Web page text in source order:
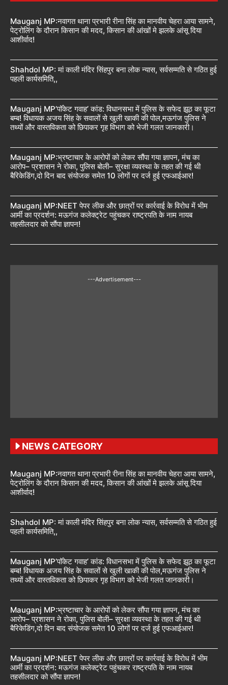
Mauganj MP:नवागत थाना प्रभारी रीना सिंह का मानवीय चेहरा आया सामने,
पेट्रोलिंग के दौरान किसान की मदद, किसान की आंखों मे झलके आंसू दिया
आशीर्वाद!
Shahdol MP: मां काली मंदिर सिंहपुर बना लोक न्यास, सर्वसम्मति से गठित हुई
पहली कार्यसमिति,,
Mauganj MP’पॉकेट गवाह’ कांड: विधानसभा में पुलिस के सफेद झूठ का फूटा
बम्ब! विधायक अजय सिंह के सवालों से खुली खाकी की पोल,मऊगंज पुलिस ने
तथ्यों और वास्तविकता को छिपाकर गृह विभाग को भेजी गलत जानकारी।
Mauganj MP:भ्रष्टाचार के आरोपों को लेकर सौंपा गया ज्ञापन, मंच का
आरोप– प्रशासन ने रोका, पुलिस बोली– सुरक्षा व्यवस्था के तहत की गई थी
बैरिकेडिंग,दो दिन बाद संयोजक समेत 10 लोगों पर दर्ज हुई एफआईआर!
Mauganj MP:NEET पेपर लीक और छात्रों पर कार्रवाई के विरोध में भीम
आर्मी का प्रदर्शन: मऊगंज कलेक्ट्रेट पहुंचकर राष्ट्रपति के नाम नायब
तहसीलदार को सौंपा ज्ञापन!
---Advertisement---
NEWS CATEGORY
Mauganj MP:नवागत थाना प्रभारी रीना सिंह का मानवीय चेहरा आया सामने,
पेट्रोलिंग के दौरान किसान की मदद, किसान की आंखों मे झलके आंसू दिया
आशीर्वाद!
Shahdol MP: मां काली मंदिर सिंहपुर बना लोक न्यास, सर्वसम्मति से गठित हुई
पहली कार्यसमिति,,
Mauganj MP’पॉकेट गवाह’ कांड: विधानसभा में पुलिस के सफेद झूठ का फूटा
बम्ब! विधायक अजय सिंह के सवालों से खुली खाकी की पोल,मऊगंज पुलिस ने
तथ्यों और वास्तविकता को छिपाकर गृह विभाग को भेजी गलत जानकारी।
Mauganj MP:भ्रष्टाचार के आरोपों को लेकर सौंपा गया ज्ञापन, मंच का
आरोप– प्रशासन ने रोका, पुलिस बोली– सुरक्षा व्यवस्था के तहत की गई थी
बैरिकेडिंग,दो दिन बाद संयोजक समेत 10 लोगों पर दर्ज हुई एफआईआर!
Mauganj MP:NEET पेपर लीक और छात्रों पर कार्रवाई के विरोध में भीम
आर्मी का प्रदर्शन: मऊगंज कलेक्ट्रेट पहुंचकर राष्ट्रपति के नाम नायब
तहसीलदार को सौंपा ज्ञापन!